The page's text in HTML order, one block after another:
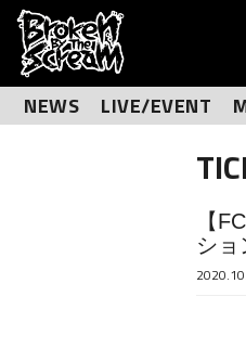
NEWS LIVE/EVENT
【
シ